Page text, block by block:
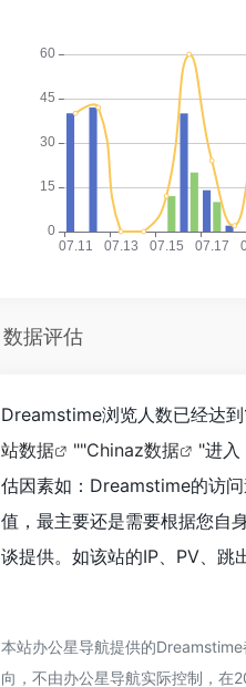
数据评估
Dreamstime浏览人数已经达
站数据
""Chinaz数据
"进入
估因素如：Dreamstime的访
值，最主要还是需要根据您自
谈提供。如该站的IP、PV、跳
本站办公星导航提供的
向，不由办公星导航实际控制，在